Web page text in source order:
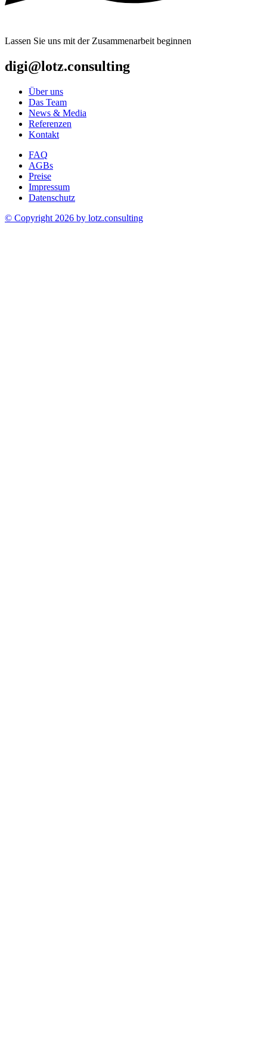
Lassen Sie uns mit der Zusammenarbeit beginnen
digi@lotz.consulting
Über uns
Das Team
News & Media
Referenzen
Kontakt
FAQ
AGBs
Preise
Impressum
Datenschutz
© Copyright 2026 by lotz.consulting